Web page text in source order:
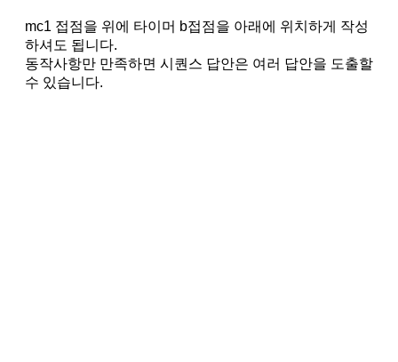
mc1 접점을 위에 타이머 b접점을 아래에 위치하게 작성
하셔도 됩니다.
동작사항만 만족하면 시퀀스 답안은 여러 답안을 도출할
수 있습니다.